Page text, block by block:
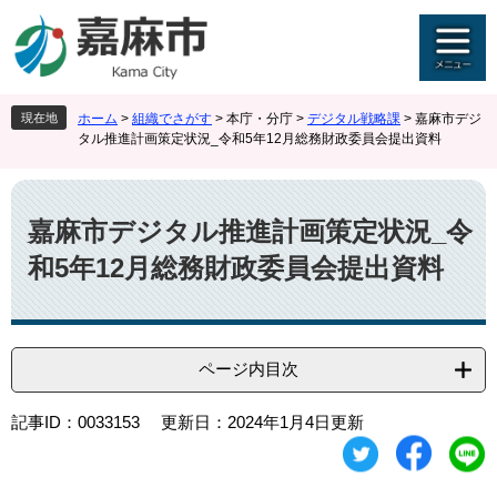
ジ
先
頭
。
ュ
を
飛
て
本
文
へ
現在地 ホーム > 組織でさがす > 本庁・分庁 > デジタル戦略課 > 嘉麻市デジ
タル推進計画策定状況_令和5年12月総務財政委員会提出資料
本
文
嘉麻市デジタル推進計画策定状況_令
和5年12月総務財政委員会提出資料
ページ内目次
記事ID：0033153 更新日：2024年1月4日更新